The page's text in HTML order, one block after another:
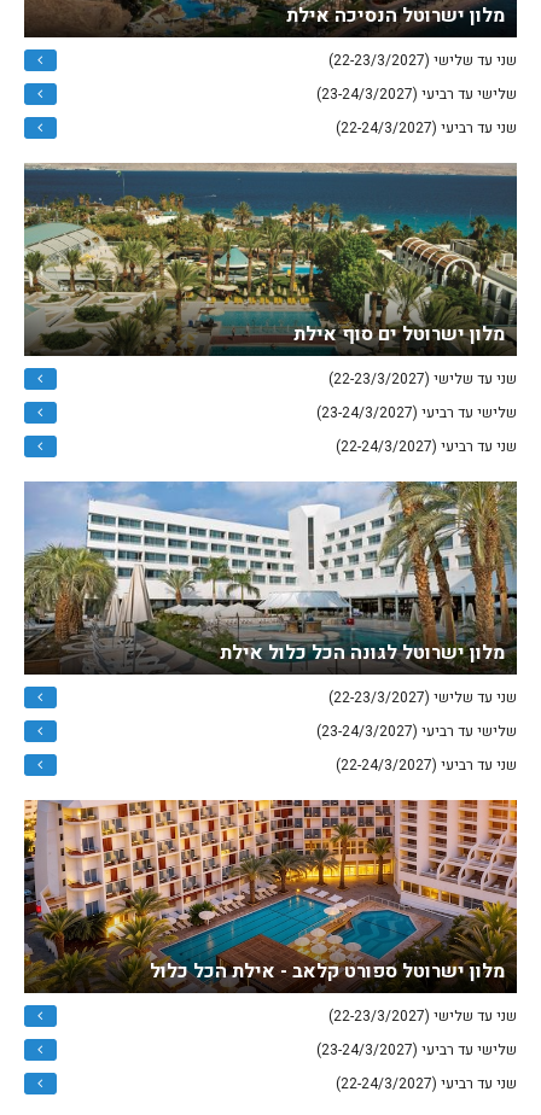
מלון ישרוטל הנסיכה אילת
שני עד שלישי (22-23/3/2027)
שלישי עד רביעי (23-24/3/2027)
שני עד רביעי (22-24/3/2027)
מלון ישרוטל ים סוף אילת
שני עד שלישי (22-23/3/2027)
שלישי עד רביעי (23-24/3/2027)
שני עד רביעי (22-24/3/2027)
מלון ישרוטל לגונה הכל כלול אילת
שני עד שלישי (22-23/3/2027)
שלישי עד רביעי (23-24/3/2027)
שני עד רביעי (22-24/3/2027)
מלון ישרוטל ספורט קלאב - אילת הכל כלול
שני עד שלישי (22-23/3/2027)
שלישי עד רביעי (23-24/3/2027)
שני עד רביעי (22-24/3/2027)